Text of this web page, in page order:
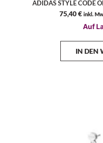
ADIDAS STYLE CODE
75,40€ inkl.
Auf
IN DEN